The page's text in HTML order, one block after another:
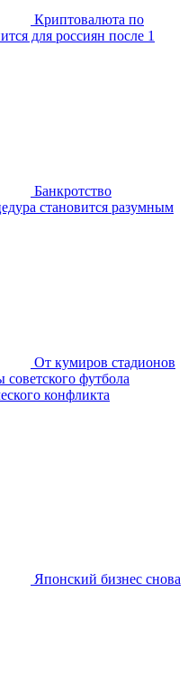
Криптовалюта по
для россиян после 1
Банкротство
становится разумным
От кумиров стадионов
советского футбола
конфликта
Японский бизнес снова